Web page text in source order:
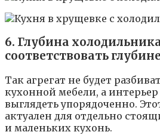
6. Глубина
соответствовать
Так агрегат не будет
кухонной мебели, а интерьер
выглядеть упорядоченно.
актуален для отдельно
и маленьких кухонь.